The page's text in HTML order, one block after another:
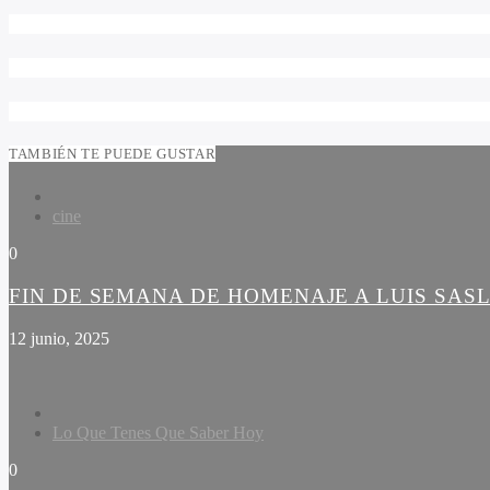
TAMBIÉN TE PUEDE GUSTAR
cine
0
FIN DE SEMANA DE HOMENAJE A LUIS
12 junio, 2025
Lo Que Tenes Que Saber Hoy
0